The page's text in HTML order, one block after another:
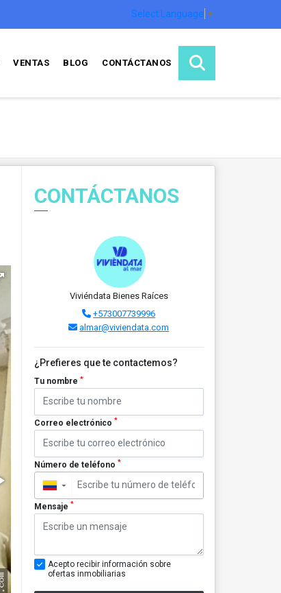
Select Language ▼
VENTAS BLOG CONTÁCTANOS
CONTÁCTANOS
Viviéndata Bienes Raíces
+573007739996
almar@viviendata.com
¿Prefieres que te contactemos?
Tu nombre *
Correo electrónico *
Número de teléfono *
▼
Mensaje *
Acepto recibir información sobre
ofertas inmobiliarias